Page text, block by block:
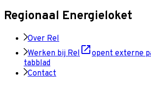
Regionaal Energieloket
Over Rel
Werken bij Rel
opent externe
tabblad
Contact